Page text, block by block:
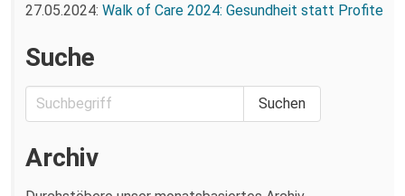
27.05.2024: Walk of Care 2024: Gesundheit statt Profite
Suche
Archiv